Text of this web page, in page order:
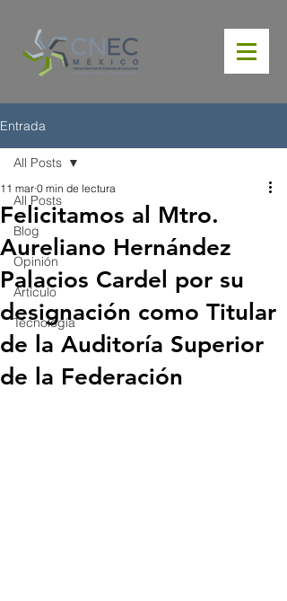
Entrada
All Posts
Blog
Opinión
Artículo
Tecnología
All Posts
Felicitamos al Mtro.
Aureliano Hernández
Palacios Cardel por su
designación como Titular
de la Auditoría Superior
de la Federación
11 mar 0 min de lectura